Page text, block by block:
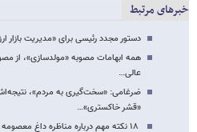
خبرهای مرتبط
دستور مجدد رئیسی برای «مدیریت بازار
همه ابهامات مصوبه «مولدسازی»، از
عالی…
ضرغامی: «سخت‌گیری به مردم»،
«قشر خاکستری»…